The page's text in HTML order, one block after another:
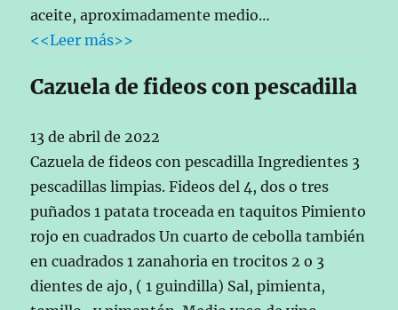
aceite, aproximadamente medio…
<<Leer más>>
Cazuela de fideos con pescadilla
13 de abril de 2022
Cazuela de fideos con pescadilla Ingredientes 3
pescadillas limpias. Fideos del 4, dos o tres
puñados 1 patata troceada en taquitos Pimiento
rojo en cuadrados Un cuarto de cebolla también
en cuadrados 1 zanahoria en trocitos 2 o 3
dientes de ajo, ( 1 guindilla) Sal, pimienta,